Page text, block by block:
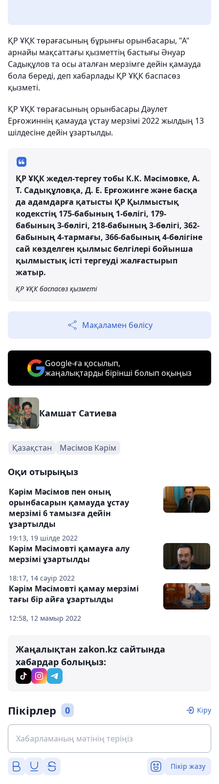
ҚР ҰҚК төрағасының бұрынғы орынбасары, "А"
арнайы мақсаттағы қызметтің бастығы Әнуар
Садықұлов та осы аталған мерзімге дейін қамауда
бола береді, деп хабарлады ҚР ҰҚК баспасөз
қызметі.
ҚР ҰҚК төрағасының орынбасары Дәулет
Ерғожиннің қамауда ұстау мерзімі 2022 жылдың 13
шілдесіне дейін ұзартылды.
ҚР ҰҚК жедел-тергеу тобы К.К. Мәсімовке, А.
Т. Садықұловқа, Д. Е. Ерғожинге және басқа
да адамдарға қатысты ҚР Қылмыстық
кодекстің 175-бабының 1-бөлігі, 179-
бабының 3-бөлігі, 218-бабының 3-бөлігі, 362-
бабының 4-тармағы, 366-бабының 4-бөлігіне
сай көзделген қылмыс белгілері бойынша
қылмыстық істі тергеуді жалғастырып
жатыр.
ҚР ҰҚК баспасөз қызметі
Мақаламен бөлісу
Google-ға қосылып,
жаңалықтарды бірінші болып оқыңыз
Камшат Сатиева
Қазақстан Мәсімов Кәрім
Оқи отырыңыз
19:13, 19 шілде 2022
Кәрім Мәсімов пен оның
орынбасарын қамауда ұстау
мерзімі 6 тамызға дейін
ұзартылды
18:17, 14 сәуір 2022
Кәрім Мәсімовті қамауға алу
мерзімі ұзартылды
12:58, 12 мамыр 2022
Кәрім Мәсімовті қамау мерзімі
тағы бір айға ұзартылды
Жаңалықтан zakon.kz сайтында
хабардар болыңыз:
Пікірлер 0 Кіру
Пікір жазу